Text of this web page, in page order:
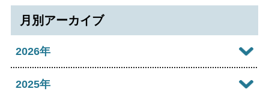
月別アーカイブ
2026年
2026年08月
2025年